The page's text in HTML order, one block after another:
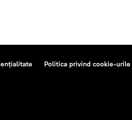
Politica privind cookie-urile